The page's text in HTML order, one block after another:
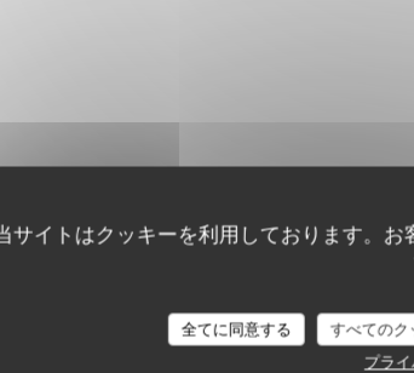
サイトはクッキーを利用しております。
全てに同意する すべてのク
プラ